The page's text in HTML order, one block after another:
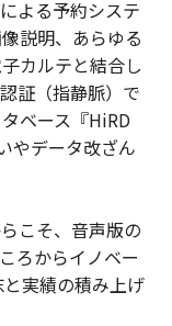
よる予約システ
説明、あらゆる
カルテと結合し
証（指静脈）で
ベース『HiRD
やデータ改ざん
こそ、音声版の
ろからイノベー
実績の積み上げ